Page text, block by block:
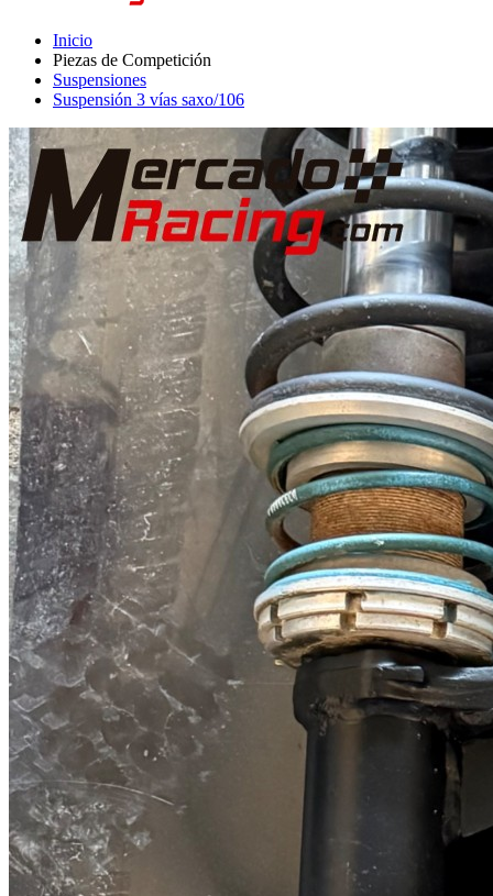
Piezas de Competición
Suspensiones
Suspensión 3 vías saxo/106